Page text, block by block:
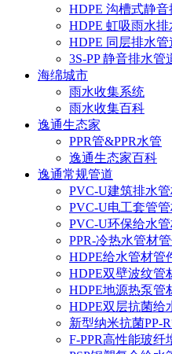
HDPE 沟槽式静音
HDPE 虹吸雨水排
HDPE 同层排水管
3S-PP 静音排水管
海绵城市
雨水收集系统
雨水收集百科
逸通生态家
PPR管&PPR水管
逸通生态家百科
逸通常规管道
PVC-U建筑排水
PVC-U电工套管
PVC-U环保给水
PPR-冷热水管材
HDPE给水管材管
HDPE双壁波纹管
HDPE地源热泵管
HDPE双层抗菌给
新型纳米抗菌PP-
F-PPR高性能玻纤